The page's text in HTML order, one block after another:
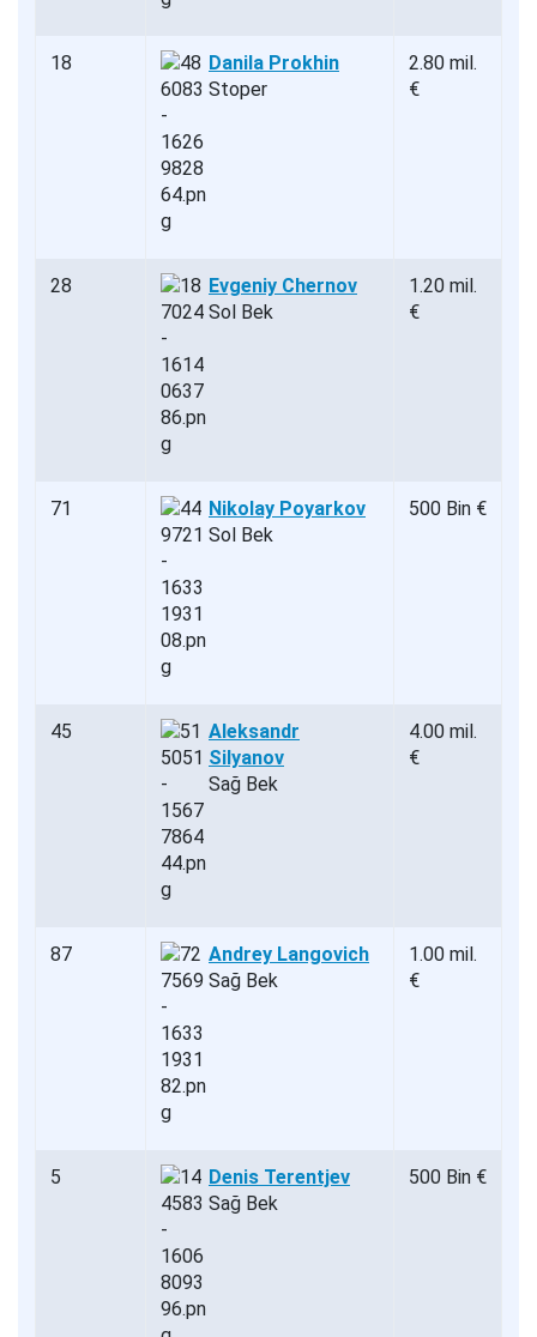
18
Danila Prokhin
Stoper
2.80 mil.
€
28
Evgeniy Chernov
Sol Bek
1.20 mil.
€
71
Nikolay Poyarkov
Sol Bek
500 Bin €
45
Aleksandr
Silyanov
Sağ Bek
4.00 mil.
€
87
Andrey Langovich
Sağ Bek
1.00 mil.
€
5
Denis Terentjev
Sağ Bek
500 Bin €